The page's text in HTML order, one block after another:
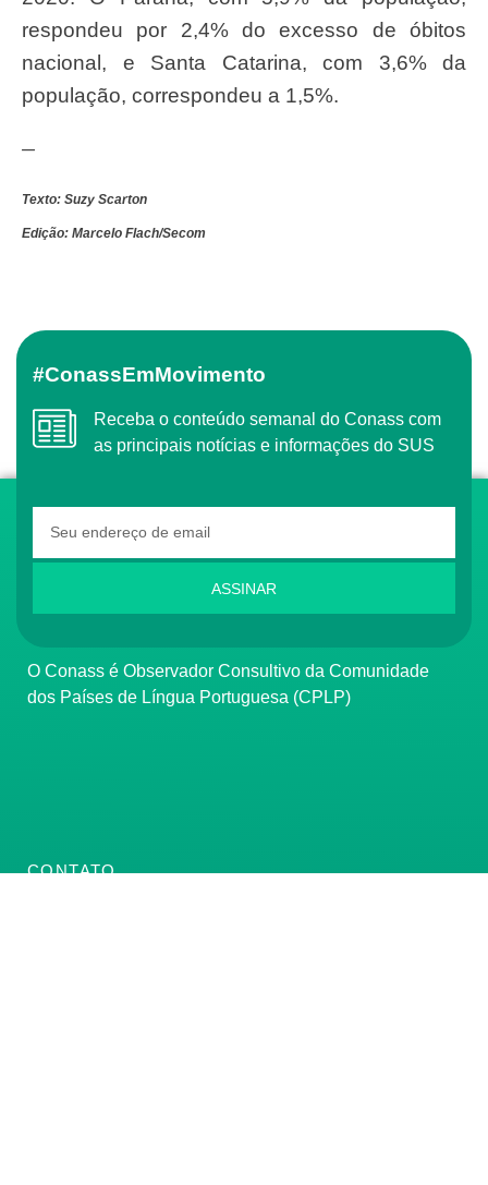
respondeu por 2,4% do excesso de óbitos
nacional, e Santa Catarina, com 3,6% da
população, correspondeu a 1,5%.
—
Texto: Suzy Scarton
Edição: Marcelo Flach/Secom
#ConassEmMovimento
Receba o conteúdo semanal do Conass com
as principais notícias e informações do SUS
ASSINAR
O Conass é Observador Consultivo da Comunidade
dos Países de Língua Portuguesa (CPLP)
CONTATO